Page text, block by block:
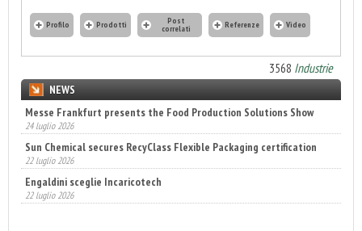
Profilo Prodotti Post
correlati Referenze Video
3568 Industrie
NEWS
Messe Frankfurt presents the Food Production Solutions Show
24 luglio 2026
Sun Chemical secures RecyClass Flexible Packaging certification
22 luglio 2026
Engaldini sceglie Incaricotech
22 luglio 2026
Annunciati i finalisti dei Diamonds Awards 2026 di FTA Europe
14 luglio 2026